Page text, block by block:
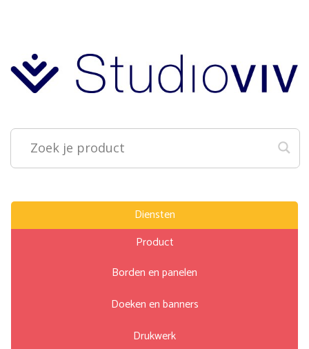
Diensten
Product
Borden en panelen
Doeken en banners
Drukwerk